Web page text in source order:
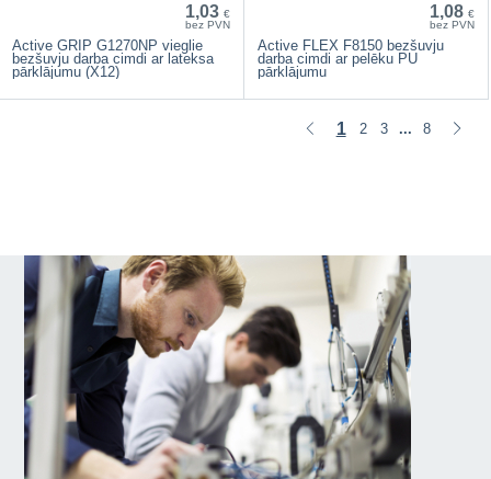
1,03 €
bez PVN
Active GRIP G1270NP vieglie
bezšuvju darba cimdi ar lateksa
pārklājumu (X12)
1,08 €
bez PVN
Active FLEX F8150 bezšuvju
darba cimdi ar pelēku PU
pārklājumu
1 2 3 ... 8